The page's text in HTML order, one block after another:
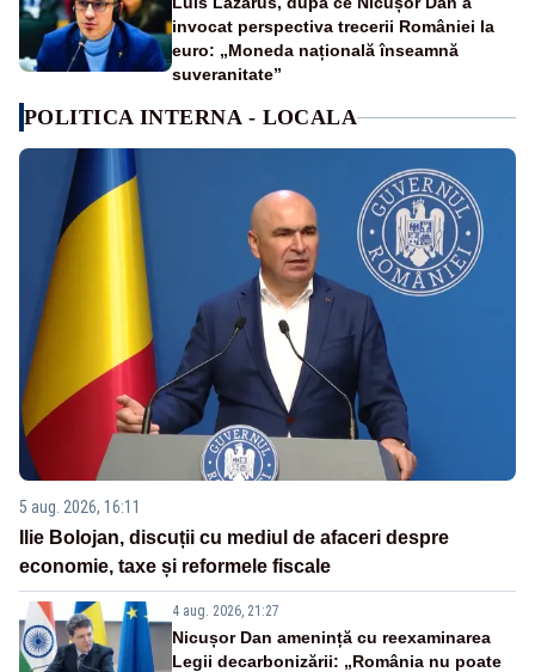
invocat perspectiva trecerii României la
euro: „Moneda națională înseamnă
suveranitate”
POLITICA INTERNA - LOCALA
5 aug. 2026, 16:11
Ilie Bolojan, discuții cu mediul de afaceri despre
economie, taxe și reformele fiscale
4 aug. 2026, 21:27
Nicușor Dan amenință cu reexaminarea
Legii decarbonizării: „România nu poate